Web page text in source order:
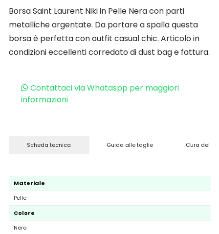
Borsa Saint Laurent Niki in Pelle Nera con parti
metalliche argentate. Da portare a spalla questa
borsa è perfetta con outfit casual chic. Articolo in
condizioni eccellenti corredato di dust bag e fattura.
Contattaci via Whataspp per maggiori
informazioni
Scheda tecnica Guida alle taglie Cura del
Materiale
Pelle
Colore
Nero